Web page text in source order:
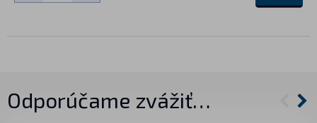
Odporúčame zvážiť…